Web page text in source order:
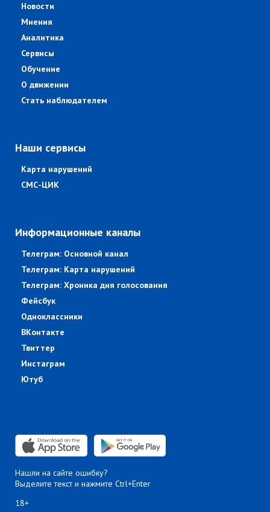
Новости
Мнения
Аналитика
Сервисы
Обучение
О движении
Стать наблюдателем
Наши сервисы
Карта нарушений
СМС-ЦИК
Информационные каналы
Телеграм: Основной канал
Телеграм: Карта нарушений
Телеграм: Хроника дня голосования
Фейсбук
Одноклассники
ВКонтакте
Твиттер
Инстаграм
Ютуб
Нашли на сайте ошибку?
Выделите текст и нажмите Ctrl+Enter
18+